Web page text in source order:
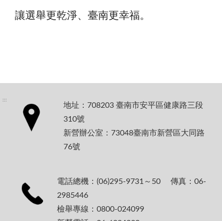
讓選舉更乾淨、臺南更幸福。
:::
地址：708203 臺南市安平區健康路三段
310號
新營辦公室：73048臺南市新營區大同路
76號
電話總機：(06)295-9731～50 傳真：06-
2985446
檢舉專線：0800-024099